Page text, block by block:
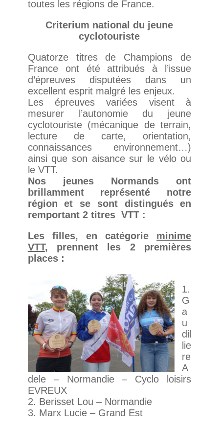
toutes les régions de France.
Criterium national du jeune
cyclotouriste
Quatorze titres de Champions de
France ont été attribués à l’issue
d’épreuves disputées dans un
excellent esprit malgré les enjeux.
Les épreuves variées visent à
mesurer l’autonomie du jeune
cyclotouriste (mécanique de terrain,
lecture de carte, orientation,
connaissances environnement…)
ainsi que son aisance sur le vélo ou
le VTT.
Nos jeunes Normands ont
brillamment représenté notre
région
et se sont distingués en
remportant 2 titres VTT :
Les filles, en catégorie minime
VTT, prennent les 2 premières
places :
1.
G
a
u
dil
lie
re
A
dele – Normandie – Cyclo loisirs
EVREUX
2. Berisset Lou – Normandie
3. Marx Lucie – Grand Est